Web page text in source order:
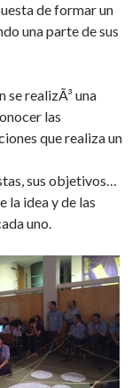
de formar un
una parte de sus
se realizÃ³ una
las
que realiza un
sus objetivos…
la idea y de las
uno.